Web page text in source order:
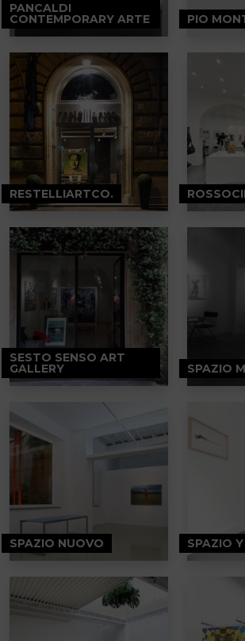
PANCALDI
CONTEMPORARY ARTE PIO
RESTELLIARTCO.
SESTO SENSO ART
GALLERY SPAZIO
SPAZIO NUOVO SPAZIO Y